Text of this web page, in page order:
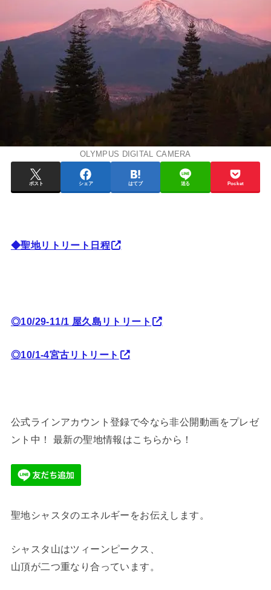
OLYMPUS DIGITAL CAMERA
ポスト シェア はてブ 送る Pocket
◆聖地リトリート日程
◎10/29-11/1 屋久島リトリート
◎10/1-4宮古リトリート
公式ラインアカウント登録で今なら非公開動画をプレゼ
ント中！ 最新の聖地情報はこちらから！
聖地シャスタのエネルギーをお伝えします。
シャスタ山はツィーンピークス、
山頂が二つ重なり合っています。